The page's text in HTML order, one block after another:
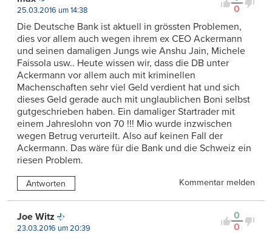
0
25.03.2016 um 14:38
Die Deutsche Bank ist aktuell in grössten Problemen,
dies vor allem auch wegen ihrem ex CEO Ackermann
und seinen damaligen Jungs wie Anshu Jain, Michele
Faissola usw.. Heute wissen wir, dass die DB unter
Ackermann vor allem auch mit kriminellen
Machenschaften sehr viel Geld verdient hat und sich
dieses Geld gerade auch mit unglaublichen Boni selbst
gutgeschrieben haben. Ein damaliger Startrader mit
einem Jahreslohn von 70 !!! Mio wurde inzwischen
wegen Betrug verurteilt. Also auf keinen Fall der
Ackermann. Das wäre für die Bank und die Schweiz ein
riesen Problem.
Antworten Kommentar melden
0
0
Joe Witz
23.03.2016 um 20:39